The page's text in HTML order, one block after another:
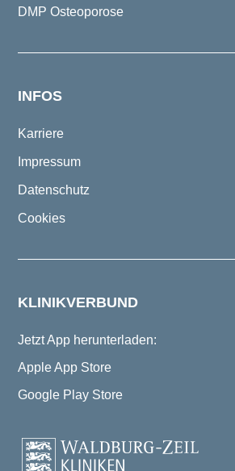
DMP Osteoporose
INFOS
Karriere
Impressum
Datenschutz
Cookies
KLINIKVERBUND
Jetzt App herunterladen:
Apple App Store
Google Play Store